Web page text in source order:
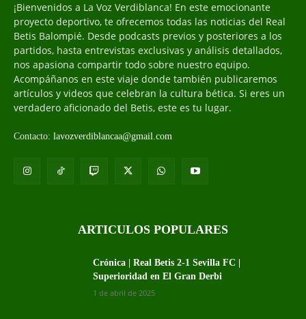
¡Bienvenidos a La Voz Verdiblanca! En este emocionante
proyecto deportivo, te ofrecemos todas las noticias del Real
Betis Balompié. Desde podcasts previos y posteriores a los
partidos, hasta entrevistas exclusivas y análisis detallados,
nos apasiona compartir todo sobre nuestro equipo.
Acompáñanos en este viaje donde también publicaremos
artículos y videos que celebran la cultura bética. Si eres un
verdadero aficionado del Betis, este es tu lugar.
Contacto: lavozverdiblancaa@gmail.com
ARTICULOS POPULARES
Crónica | Real Betis 2-1 Sevilla FC |
Superioridad en El Gran Derbi
1 de abril de 2025